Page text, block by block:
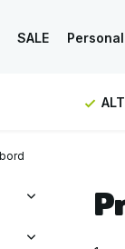
SALE
50€